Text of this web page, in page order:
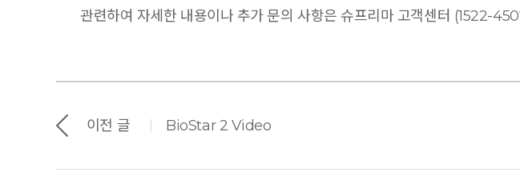
관련하여 자세한 내용이나 추가 문의 사항은 슈프리마 고객센터 (1522-
이전 글 BioStar 2 Video